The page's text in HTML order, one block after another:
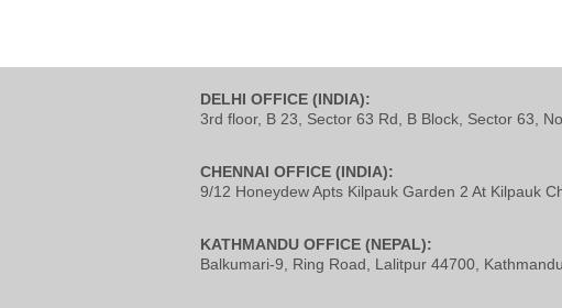
DELHI OFFICE (INDIA):
3rd floor, B 23, Sector 63 Rd, B Block, Sector 63,
CHENNAI OFFICE (INDIA):
9/12 Honeydew Apts Kilpauk Garden 2 At Kilpauk
KATHMANDU OFFICE (NEPAL):
Balkumari-9, Ring Road, Lalitpur 44700, Kathmandu